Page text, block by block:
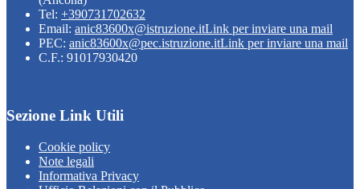
Tel: +390731702632
Email: anic83600x@istruzione.itLink per inviare una mail
PEC: anic83600x@pec.istruzione.itLink per inviare una mail
C.F.: 91017930420
Sezione Link Utili
Cookie policy
Note legali
Informativa Privacy